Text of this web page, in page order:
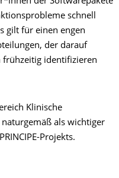
schnell
gilt für einen engen
der darauf
frühzeitig identifizieren
Klinische
als wichtiger
Projekts.